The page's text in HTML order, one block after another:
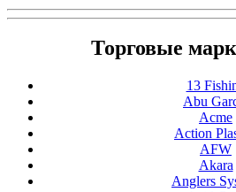
Торговые
13
Abu
Acme
Action
AFW
Akara
Anglers